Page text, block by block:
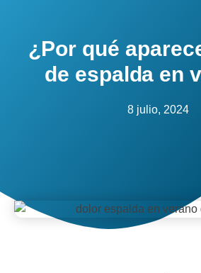
¿Por qué
de espalda en
8 julio, 2024